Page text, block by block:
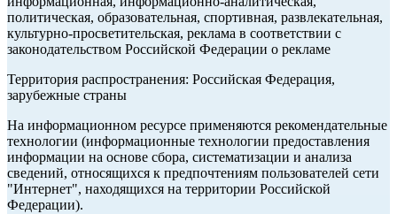
политическая, образовательная, спортивная, развлекательная,
культурно-просветительская, реклама в соответствии с
законодательством Российской Федерации о рекламе
Территория распространения: Российская Федерация,
зарубежные страны
На информационном ресурсе применяются рекомендательные
технологии (информационные технологии предоставления
информации на основе сбора, систематизации и анализа
сведений, относящихся к предпочтениям пользователей сети
"Интернет", находящихся на территории Российской
Федерации).